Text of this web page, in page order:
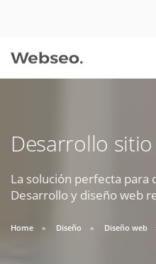
Desarrollo
La solución perfecta para
Desarrollo y diseño web
Home Diseño Diseño web
09:30 AM A